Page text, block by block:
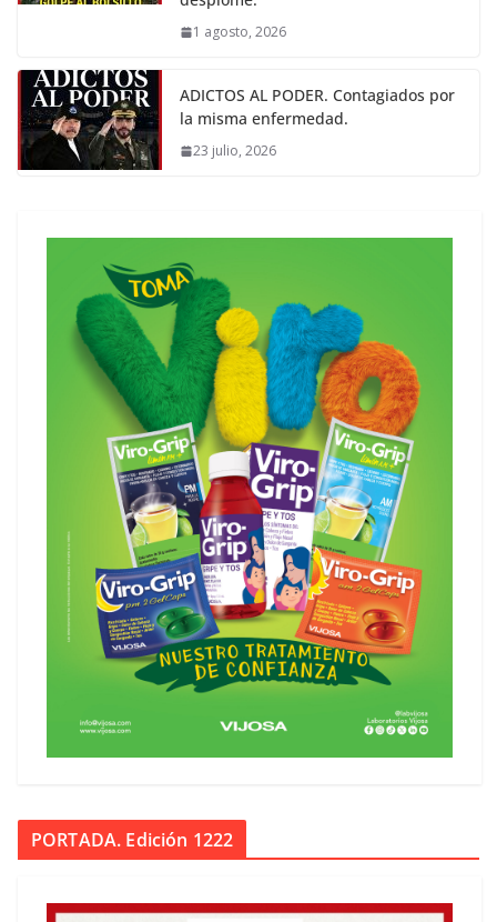
1 agosto, 2026
ADICTOS AL PODER. Contagiados por
la misma enfermedad.
23 julio, 2026
PORTADA. Edición 1222